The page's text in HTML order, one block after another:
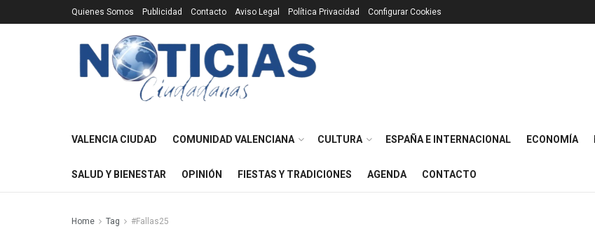
Quienes Somos Publicidad Contacto Aviso Legal Política Privacidad Configurar Cookies
VALENCIA CIUDAD COMUNIDAD VALENCIANA CULTURA ESPAÑA E INTERNACIONAL ECONOMÍA
SALUD Y BIENESTAR OPINIÓN FIESTAS Y TRADICIONES AGENDA CONTACTO
Home Tag #Fallas25